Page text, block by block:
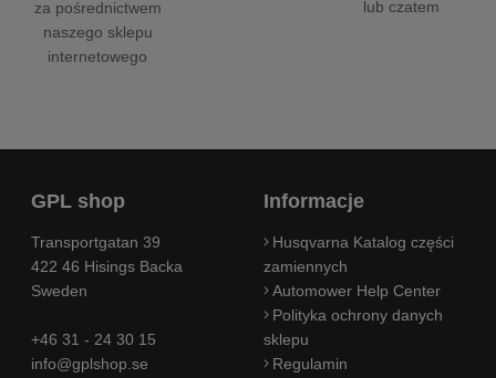
za pośrednictwem
naszego sklepu
internetowego
lub czatem
GPL shop
Transportgatan 39
422 46 Hisings Backa
Sweden
+46 31 - 24 30 15
info@gplshop.se
Informacje
Husqvarna Katalog części
zamiennych
Automower Help Center
Polityka ochrony danych
sklepu
Regulamin